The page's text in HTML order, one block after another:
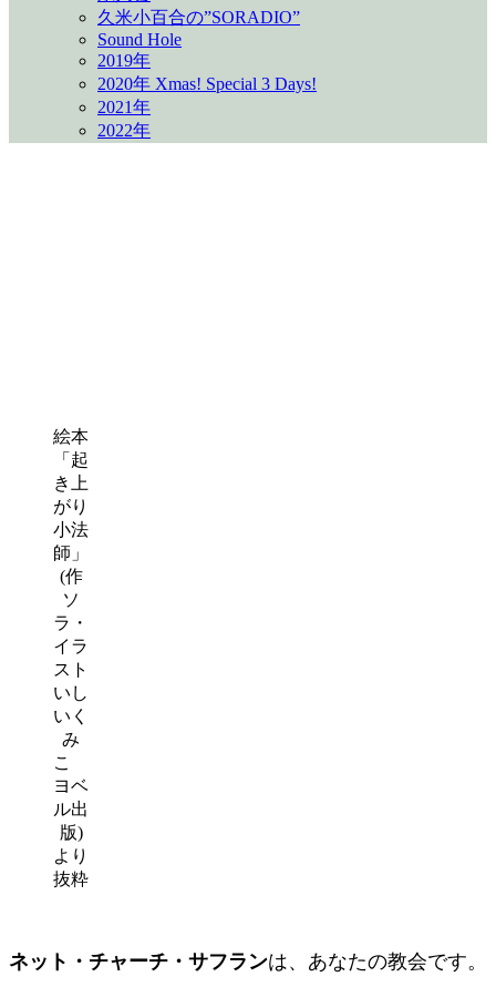
久米小百合の”SORADIO”
Sound Hole
2019年
2020年 Xmas! Special 3 Days!
2021年
2022年
絵本
「起
き上
がり
小法
師」
(作
ソ
ラ・
イラ
スト
いし
いく
み
こ
ヨベ
ル出
版)
より
抜粋
ネット・チャーチ・サフランは、あなたの教会です。